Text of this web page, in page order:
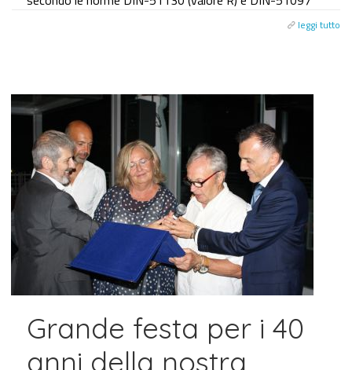
leggi tutto
Grande festa per i 40
anni della nostra